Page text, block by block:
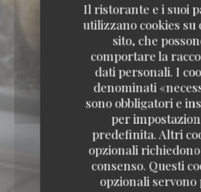
Il ristorante e i suoi
utilizzano cookies su
sito, che
comportare la
dati personali. I
denominati
sono obbligatori e
per
predefinita. Altri
opzionali
consenso. Questi
opzionali servono